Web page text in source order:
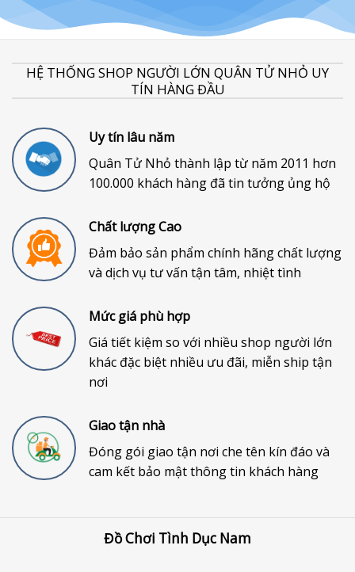
HỆ THỐNG SHOP NGƯỜI LỚN QUÂN TỬ NHỎ UY
TÍN HÀNG ĐẦU
Uy tín lâu năm
Quân Tử Nhỏ thành lập từ năm 2011 hơn
100.000 khách hàng đã tin tưởng ủng hộ
Chất lượng Cao
Đảm bảo sản phẩm chính hãng chất lượng
và dịch vụ tư vấn tận tâm, nhiệt tình
Mức giá phù hợp
Giá tiết kiệm so với nhiều shop người lớn
khác đặc biệt nhiều ưu đãi, miễn ship tận
nơi
Giao tận nhà
Đóng gói giao tận nơi che tên kín đáo và
cam kết bảo mật thông tin khách hàng
Đồ Chơi Tình Dục Nam